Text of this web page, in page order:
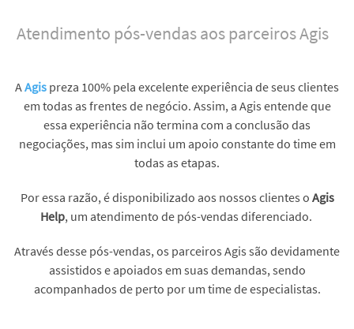
Atendimento pós-vendas aos parceiros Agis
A Agis preza 100% pela excelente experiência de seus clientes
em todas as frentes de negócio. Assim, a Agis entende que
essa experiência não termina com a conclusão das
negociações, mas sim inclui um apoio constante do time em
todas as etapas.
Por essa razão, é disponibilizado aos nossos clientes o Agis
Help, um atendimento de pós-vendas diferenciado.
Através desse pós-vendas, os parceiros Agis são devidamente
assistidos e apoiados em suas demandas, sendo
acompanhados de perto por um time de especialistas.